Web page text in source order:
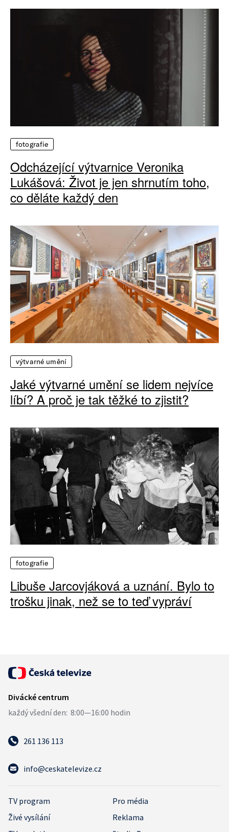
fotografie
Odcházející výtvarnice Veronika
Lukášová: Život je jen shrnutím toho,
co děláte každý den
výtvarné umění
Jaké výtvarné umění se lidem nejvíce
líbí? A proč je tak těžké to zjistit?
fotografie
Libuše Jarcovjáková a uznání. Bylo to
trošku jinak, než se to teď vypráví
261 136 113
info@ceskatelevize.cz
TV program
Pro média
Živé vysílání
Reklama